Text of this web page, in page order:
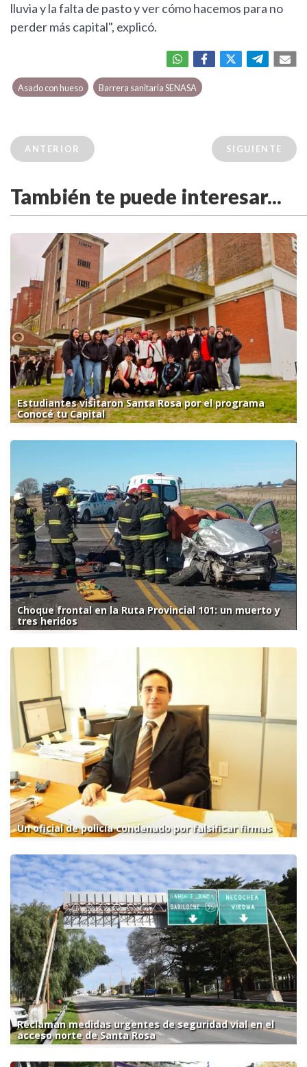
lluvia y la falta de pasto y ver cómo hacemos para no
perder más capital", explicó.
Asado con hueso Barrera sanitaria SENASA
ANTERIOR SIGUIENTE
También te puede interesar...
Estudiantes visitaron Santa Rosa por el programa
Conocé tu Capital
Choque frontal en la Ruta Provincial 101: un muerto y
tres heridos
Un oficial de policía condenado por falsificar firmas
Reclaman medidas urgentes de seguridad vial en el
acceso norte de Santa Rosa